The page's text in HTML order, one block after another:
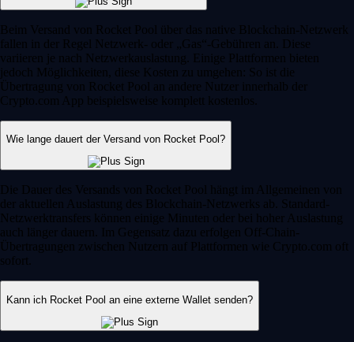
Beim Versand von Rocket Pool über das native Blockchain-Netzwerk
fallen in der Regel Netzwerk- oder „Gas“-Gebühren an. Diese
variieren je nach Netzwerkauslastung. Einige Plattformen bieten
jedoch Möglichkeiten, diese Kosten zu umgehen: So ist die
Übertragung von Rocket Pool an andere Nutzer innerhalb der
Crypto.com App beispielsweise komplett kostenlos.
Wie lange dauert der Versand von Rocket Pool?
Die Dauer des Versands von Rocket Pool hängt im Allgemeinen von
der aktuellen Auslastung des Blockchain-Netzwerks ab. Standard-
Netzwerktransfers können einige Minuten oder bei hoher Auslastung
auch länger dauern. Im Gegensatz dazu erfolgen Off-Chain-
Übertragungen zwischen Nutzern auf Plattformen wie Crypto.com oft
sofort.
Kann ich Rocket Pool an eine externe Wallet senden?